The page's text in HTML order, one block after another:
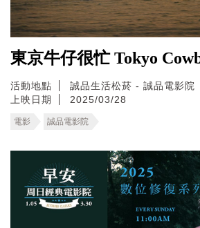
東京牛仔很忙 Tokyo
活動地點
誠品生活松菸 - 誠品電影院
上映日期
2025/03/28
電影 誠品電影院